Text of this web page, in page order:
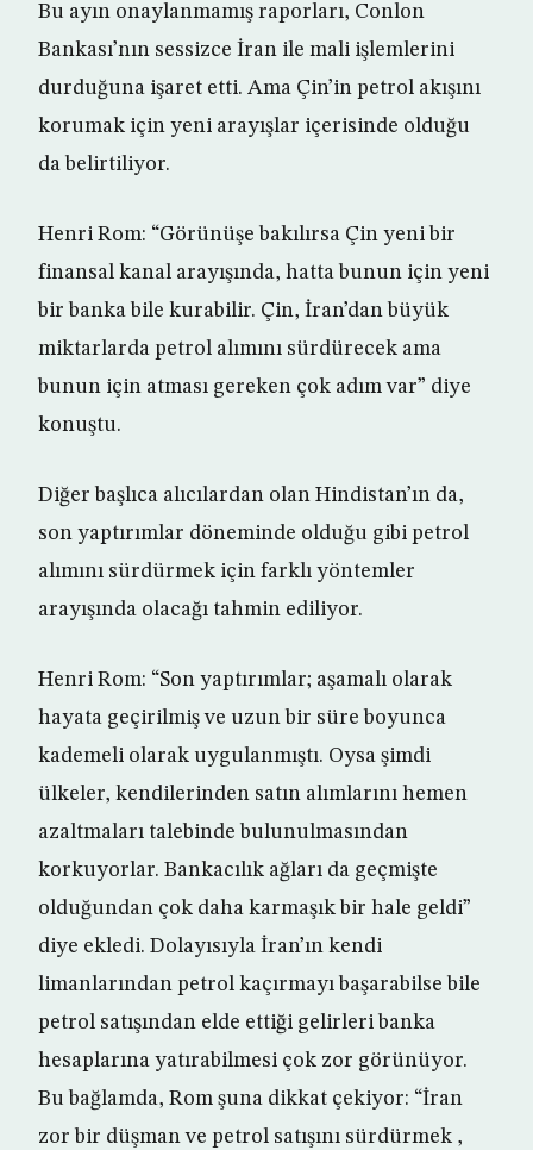
Bu ayın onaylanmamış raporları, Conlon
Bankası’nın sessizce İran ile mali işlemlerini
durduğuna işaret etti. Ama Çin’in petrol akışını
korumak için yeni arayışlar içerisinde olduğu
da belirtiliyor.
Henri Rom: “Görünüşe bakılırsa Çin yeni bir
finansal kanal arayışında, hatta bunun için yeni
bir banka bile kurabilir. Çin, İran’dan büyük
miktarlarda petrol alımını sürdürecek ama
bunun için atması gereken çok adım var” diye
konuştu.
Diğer başlıca alıcılardan olan Hindistan’ın da,
son yaptırımlar döneminde olduğu gibi petrol
alımını sürdürmek için farklı yöntemler
arayışında olacağı tahmin ediliyor.
Henri Rom: “Son yaptırımlar; aşamalı olarak
hayata geçirilmiş ve uzun bir süre boyunca
kademeli olarak uygulanmıştı. Oysa şimdi
ülkeler, kendilerinden satın alımlarını hemen
azaltmaları talebinde bulunulmasından
korkuyorlar. Bankacılık ağları da geçmişte
olduğundan çok daha karmaşık bir hale geldi”
diye ekledi. Dolayısıyla İran’ın kendi
limanlarından petrol kaçırmayı başarabilse bile
petrol satışından elde ettiği gelirleri banka
hesaplarına yatırabilmesi çok zor görünüyor.
Bu bağlamda, Rom şuna dikkat çekiyor: “İran
zor bir düşman ve petrol satışını sürdürmek ,